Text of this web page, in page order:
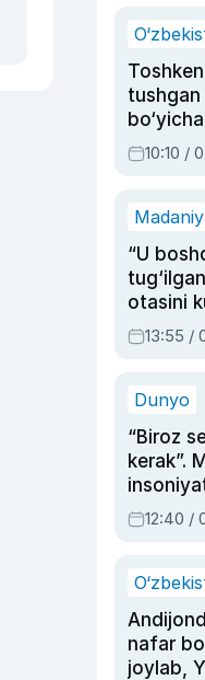
tushgan
hukmi
10:10 /
“U
otasini
dublyaj
13:55 /
Dunyo
“Biroz
kerak”.
olmay
12:40 /
nafar
joylab,